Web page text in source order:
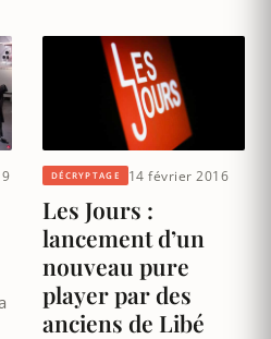
DÉCRYPTAGE 14 février 2016
Les Jours :
lancement d’un
nouveau pure
player par des
anciens de Libé